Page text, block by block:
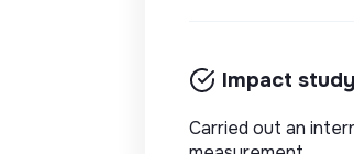
Impact study
Carried out an